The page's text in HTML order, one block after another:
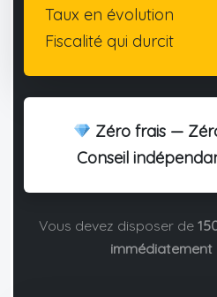
Taux en évolution
Fiscalité qui durcit
Zéro frais —
Conseil
Vous devez disposer de
immédiatement